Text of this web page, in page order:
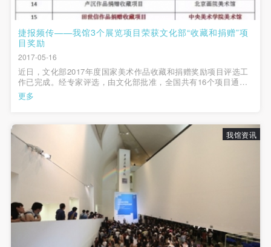
捷报频传——我馆3个展览项目荣获文化部“收藏和捐赠”项
目奖励
2017-05-16
近日，文化部2017年度国家美术作品收藏和捐赠奖励项目评选工
作已完成。经专家评选，由文化部批准，全国共有16个项目通过
了评选，其中，我馆《宗其香作品捐赠收藏项目》《赵瑞椿作品
捐赠收藏项目》和《田世信作品捐赠收藏项目》3个项目同时被列
更多
我馆资讯